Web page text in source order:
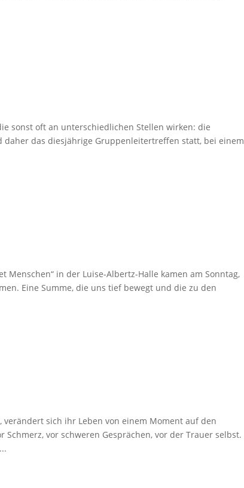
sonst oft an unterschiedlichen Stellen wirken: die
das diesjährige Gruppenleitertreffen statt, bei einem
Menschen“ in der Luise-Albertz-Halle kamen am Sonntag,
Eine Summe, die uns tief bewegt und die zu den
sich ihr Leben von einem Moment auf den
vor schweren Gesprächen, vor der Trauer selbst.